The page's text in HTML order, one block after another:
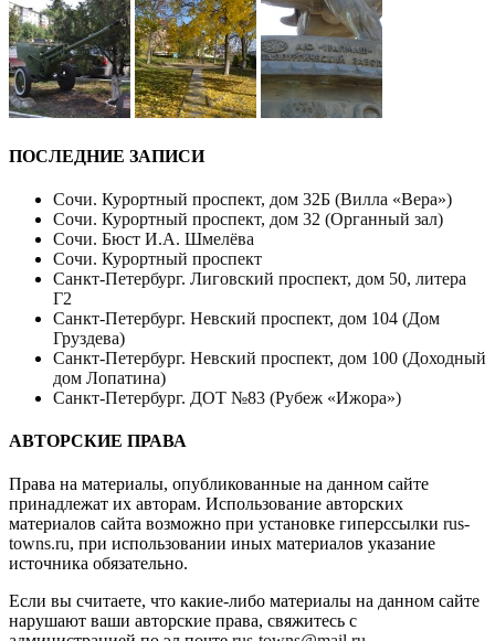
ПОСЛЕДНИЕ ЗАПИСИ
Сочи. Курортный проспект, дом 32Б (Вилла «Вера»)
Сочи. Курортный проспект, дом 32 (Органный зал)
Сочи. Бюст И.А. Шмелёва
Сочи. Курортный проспект
Санкт-Петербург. Лиговский проспект, дом 50, литера
Г2
Санкт-Петербург. Невский проспект, дом 104 (Дом
Груздева)
Санкт-Петербург. Невский проспект, дом 100 (Доходный
дом Лопатина)
Санкт-Петербург. ДОТ №83 (Рубеж «Ижора»)
АВТОРСКИЕ ПРАВА
Права на материалы, опубликованные на данном сайте
принадлежат их авторам. Использование авторских
материалов сайта возможно при установке гиперссылки rus-
towns.ru, при использовании иных материалов указание
источника обязательно.
Если вы считаете, что какие-либо материалы на данном сайте
нарушают ваши авторские права, свяжитесь с